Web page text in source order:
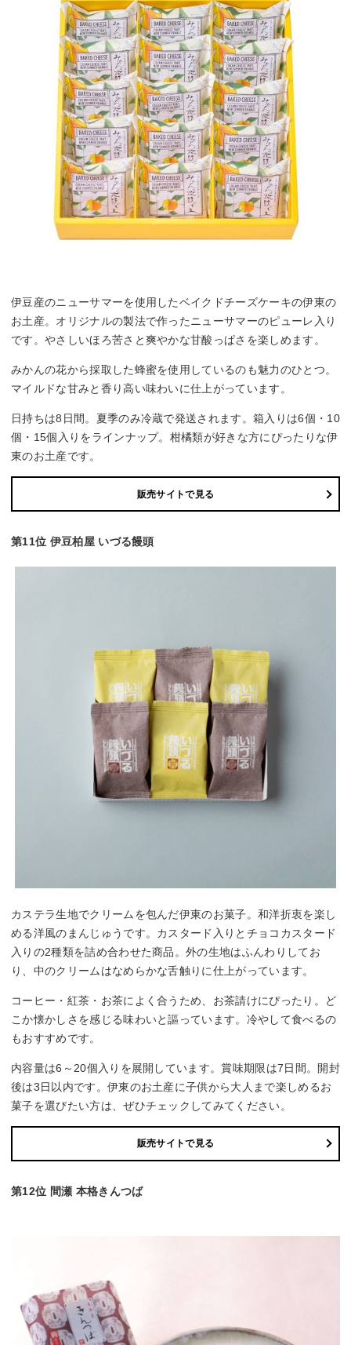
伊豆産のニューサマーを使用したベイクドチーズケーキの伊東の
お土産。オリジナルの製法で作ったニューサマーのピューレ入り
です。やさしいほろ苦さと爽やかな甘酸っぱさを楽しめます。
みかんの花から採取した蜂蜜を使用しているのも魅力のひとつ。
マイルドな甘みと香り高い味わいに仕上がっています。
日持ちは8日間。夏季のみ冷蔵で発送されます。箱入りは6個・10
個・15個入りをラインナップ。柑橘類が好きな方にぴったりな伊
東のお土産です。
販売サイトで見る
第11位 伊豆柏屋 いづる饅頭
カステラ生地でクリームを包んだ伊東のお菓子。和洋折衷を楽し
める洋風のまんじゅうです。カスタード入りとチョコカスタード
入りの2種類を詰め合わせた商品。外の生地はふんわりしてお
り、中のクリームはなめらかな舌触りに仕上がっています。
コーヒー・紅茶・お茶によく合うため、お茶請けにぴったり。ど
こか懐かしさを感じる味わいと謳っています。冷やして食べるの
もおすすめです。
内容量は6～20個入りを展開しています。賞味期限は7日間。開封
後は3日以内です。伊東のお土産に子供から大人まで楽しめるお
菓子を選びたい方は、ぜひチェックしてみてください。
販売サイトで見る
第12位 間瀬 本格きんつば